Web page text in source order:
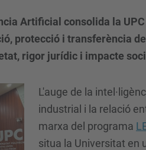
Artificial consolida la
protecció i transferència
rigor jurídic i impacte
L'auge de la
industrial i la relació
marxa del programa
situa la Universitat en